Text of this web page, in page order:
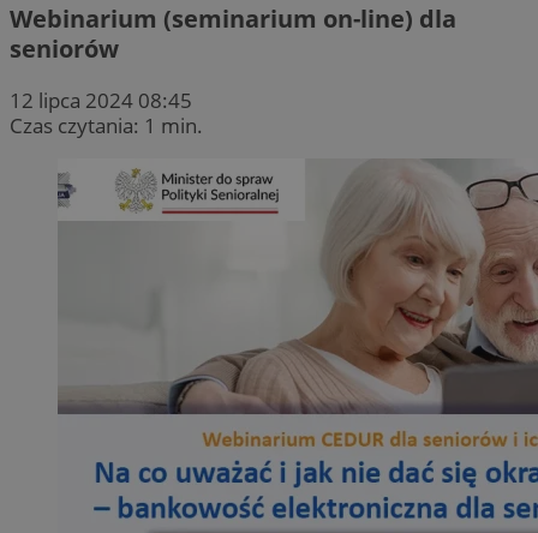
Webinarium (seminarium on-line) dla
seniorów
12 lipca 2024 08:45
Czas czytania: 1 min.